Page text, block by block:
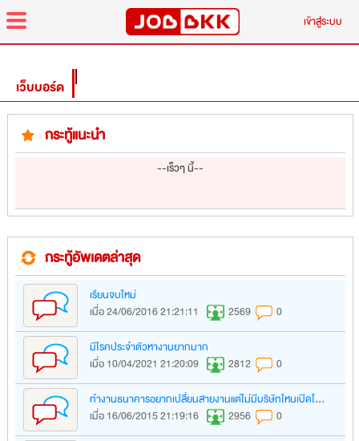
menu
เข้าสู่ระบบ
เว็บบอร์ด
กระทู้แนะนำ
--เร็วๆ นี้--
กระทู้อัพเดตล่าสุด
เรียนจบใหม่
เมื่อ 24/06/2016 21:21:11
2569
0
มีโรคประจำตัวหางานยากมาก
เมื่อ 10/04/2021 21:20:09
2812
0
ทำงานธนาคารอยากเปลี่ยนสายงานแต่ไม่มีบริษัทไหนเปิดโอกาสให้เลย
เมื่อ 16/06/2015 21:19:16
2956
0